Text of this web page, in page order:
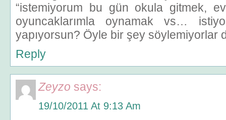
“istemiyorum bu gün okula gitmek,
oyuncaklarımla oynamak vs…
yapıyorsun? Öyle bir şey söylemiyorlar
Reply
Zeyzo says:
19/10/2011 At 9:13 Am